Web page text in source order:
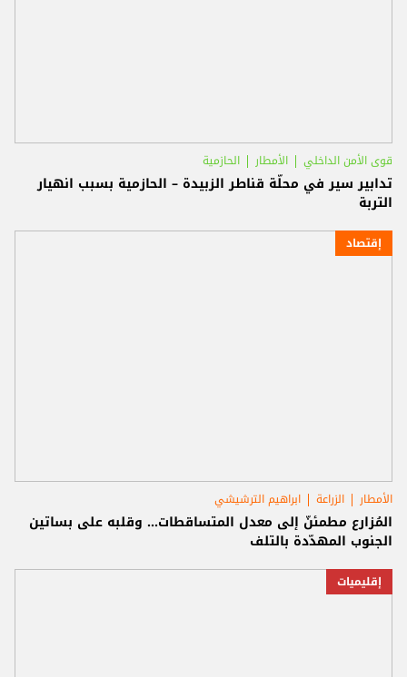
قوى الأمن الداخلي الأمطار الحازمية
تدابير سير في محلّة قناطر الزبيدة – الحازمية بسبب انهيار
التربة
إقتصاد
الأمطار الزراعة ابراهيم الترشيشي
المُزارع مطمئنّ إلى معدل المتساقطات... وقلبه على بساتين
الجنوب المهدّدة بالتلف
إقليميات